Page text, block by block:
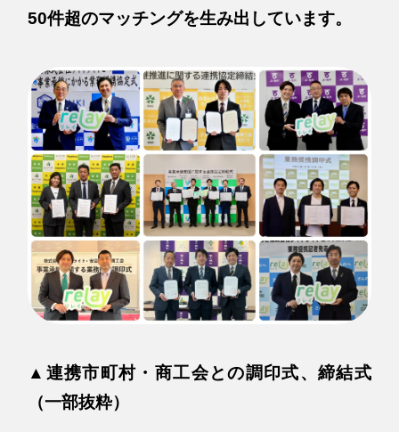
50件超のマッチングを生み出しています。
▲連携市町村・商工会との調印式、締結式
（一部抜粋）